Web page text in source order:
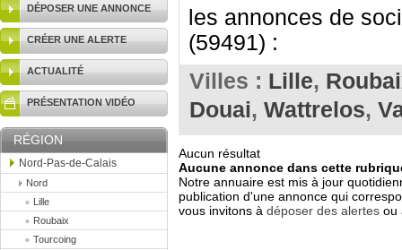
DÉPOSER UNE ANNONCE
CRÉER UNE ALERTE
ACTUALITÉ
PRÉSENTATION VIDÉO
RÉGION
Nord-Pas-de-Calais
Nord
Lille
Roubaix
Tourcoing
les annonces de
(59491) :
Villes : Lille,
Douai, Wattrelos,
Aucun résultat
Aucune annonce dans cette
Notre annuaire est mis à jour
publication d'une annonce qui
vous invitons à déposer des alertes ou